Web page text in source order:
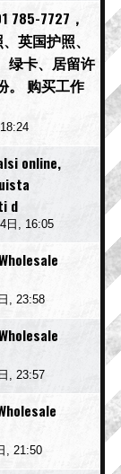
785-7727，
英国护照、
绿卡、居留许
。 购买工作
online,
d
日, 16:05
, 23:58
, 23:57
, 21:50